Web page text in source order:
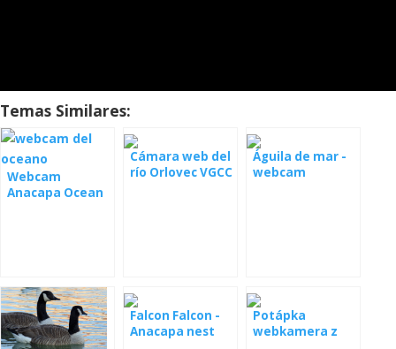
Temas Similares:
Webcam
Anacapa Ocean
Cámara web del
río Orlovec VGCC
Águila de mar -
webcam
Falcon Falcon -
Anacapa nest
Potápka
webkamera z